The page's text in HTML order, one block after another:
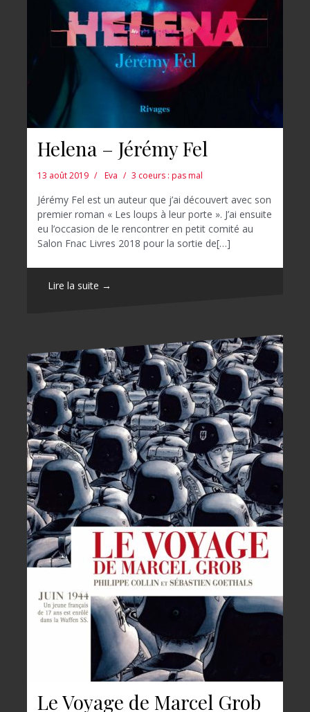
Helena – Jérémy Fel
13 août 2019 Eva 3 coeurs : pas mal
Jérémy Fel est un auteur que j’ai découvert avec son
premier roman « Les loups à leur porte ». J’ai ensuite
eu l’occasion de le rencontrer en petit comité au
Salon Fnac Livres 2018 pour la sortie de[…]
Lire la suite →
Le Voyage de Marcel Grob